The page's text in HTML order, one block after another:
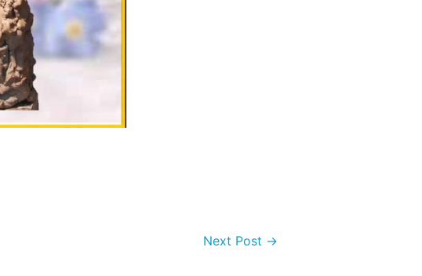
Next Post →